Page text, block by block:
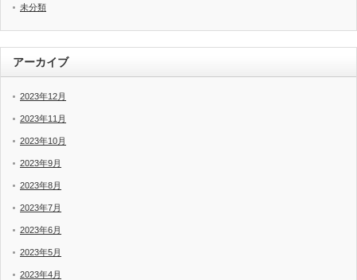
未分類
アーカイブ
2023年12月
2023年11月
2023年10月
2023年9月
2023年8月
2023年7月
2023年6月
2023年5月
2023年4月